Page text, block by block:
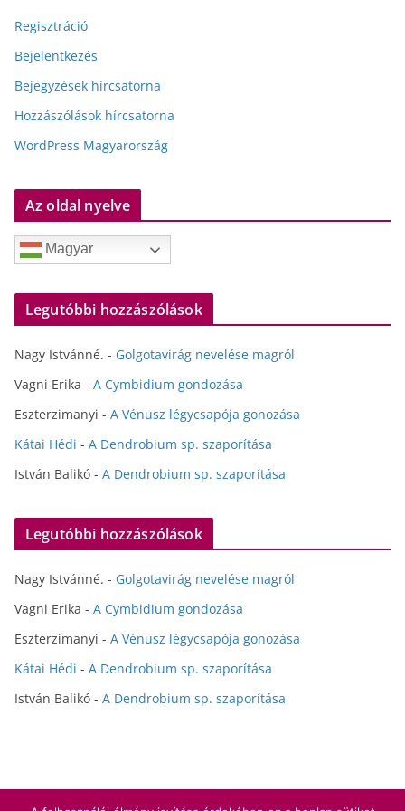
Regisztráció
Bejelentkezés
Bejegyzések hírcsatorna
Hozzászólások hírcsatorna
WordPress Magyarország
Az oldal nyelve
Magyar
Legutóbbi hozzászólások
Nagy Istvánné. - Golgotavirág nevelése magról
Vagni Erika - A Cymbidium gondozása
Eszterzimanyi - A Vénusz légycsapója gonozása
Kátai Hédi - A Dendrobium sp. szaporítása
István Balikó - A Dendrobium sp. szaporítása
Legutóbbi hozzászólások
Nagy Istvánné. - Golgotavirág nevelése magról
Vagni Erika - A Cymbidium gondozása
Eszterzimanyi - A Vénusz légycsapója gonozása
Kátai Hédi - A Dendrobium sp. szaporítása
István Balikó - A Dendrobium sp. szaporítása